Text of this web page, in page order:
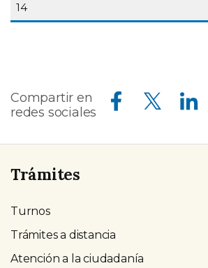
14
Compartir en
redes sociales
Compartir en Facebook Compartir en Twitter Compartir en Linkedin
Trámites
Turnos
Trámites a distancia
Atención a la ciudadanía